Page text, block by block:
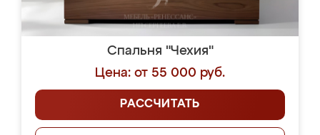
Спальня "Чехия"
Цена: от 55 000 руб.
РАССЧИТАТЬ